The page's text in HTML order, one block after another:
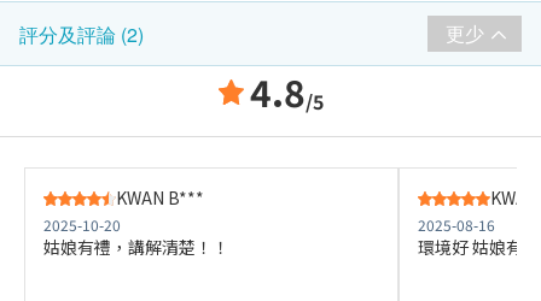
評分及評論 (2) 更少
4.8/5
KWAN B***
2025-10-20
姑娘有禮，講解清楚！！
2025-08-16
環境好 姑娘有